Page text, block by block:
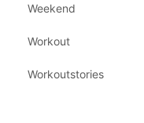
Weekend
Workout
Workoutstories